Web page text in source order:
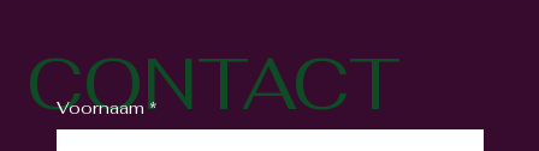
CONTACT
Voornaam *